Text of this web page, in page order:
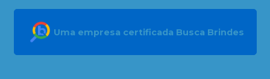
Uma empresa certificada Busca Brindes